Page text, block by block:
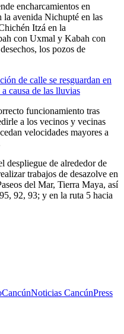
encharcamientos en
la avenida Nichupté en las
Itzá en la
con Uxmal y Kabah con
los pozos de
de calle se resguardan en
causa de las lluvias
funcionamiento tras
a los vecinos y vecinas
velocidades mayores a
despliegue de alrededor de
trabajos de desazolve en
del Mar, Tierra Maya, así
92, 93; y en la ruta 5 hacia
CancúnNoticias CancúnPress